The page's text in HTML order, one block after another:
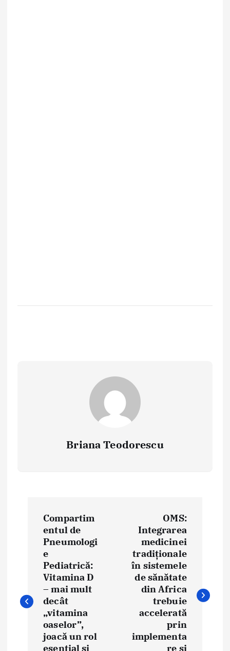
Briana Teodorescu
n
a
Compartim
entul de
Pneumologi
e
Pediatrică:
Vitamina D
– mai mult
decât
„vitamina
oaselor”,
joacă un rol
esențial și
OMS:
Integrarea
medicinei
tradiționale
în sistemele
de sănătate
din Africa
trebuie
accelerată
prin
implementa
re și